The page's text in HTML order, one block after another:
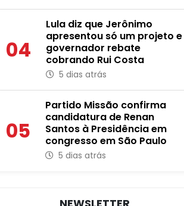
04
Lula diz que Jerônimo
apresentou só um projeto e
governador rebate
cobrando Rui Costa
5 dias atrás
05
Partido Missão confirma
candidatura de Renan
Santos à Presidência em
congresso em São Paulo
5 dias atrás